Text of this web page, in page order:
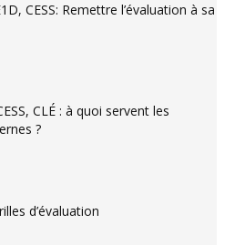
CESS: Remettre l’évaluation à sa
CLÉ : à quoi servent les
?
d’évaluation